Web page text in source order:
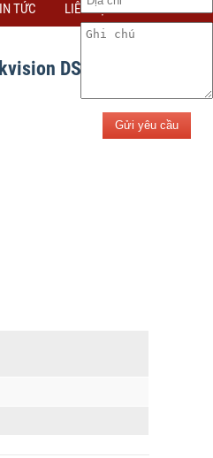
TỨC LIÊN HỆ
DS-
Gửi yêu cầu